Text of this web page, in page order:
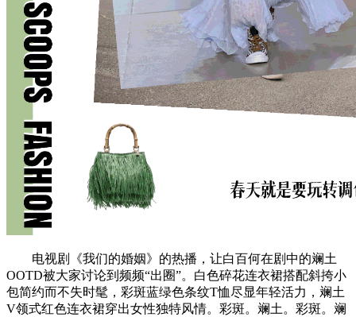
电视剧《我们的婚姻》的热播，让白百何在剧中的斓土
OOTD被大家讨论到频频“出圈”。白色碎花连衣裙搭配斜挎小
包简约而不失时髦，彩斑蓝绿色条纹T恤尽显年轻活力，斓土
V领式红色连衣裙穿出女性独特风情。彩斑。斓土。彩斑。斓